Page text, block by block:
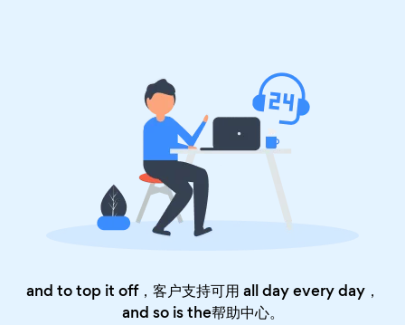
and to top it off，客户支持可用 all day every day，
and so is the帮助中心。